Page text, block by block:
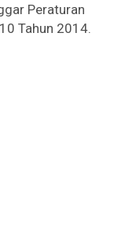
Peraturan
Tahun 2014.